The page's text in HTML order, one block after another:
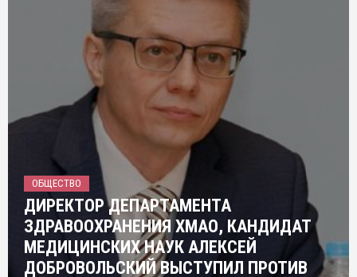
ОБЩЕСТВО
ДИРЕКТОР ДЕПАРТАМЕНТА
ЗДРАВООХРАНЕНИЯ ХМАО, КАНДИДАТ
МЕДИЦИНСКИХ НАУК АЛЕКСЕЙ
ДОБРОВОЛЬСКИЙ ВЫСТУПИЛ ПРОТИВ